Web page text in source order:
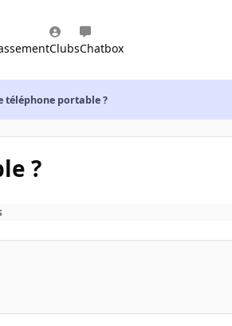
ClubsChatbox
téléphone portable ?
?